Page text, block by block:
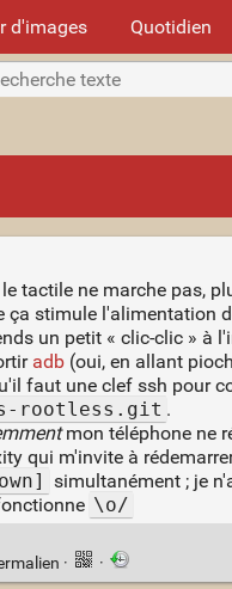
d'images Quotidien
tactile ne marche pas,
ça stimule l'alimentation
un petit « clic-clic » à
adb(oui, en allant
faut une clef ssh pour
rootless.git .
mon téléphone ne
qui m'invite à
simultanément ; je
\o/
· ·